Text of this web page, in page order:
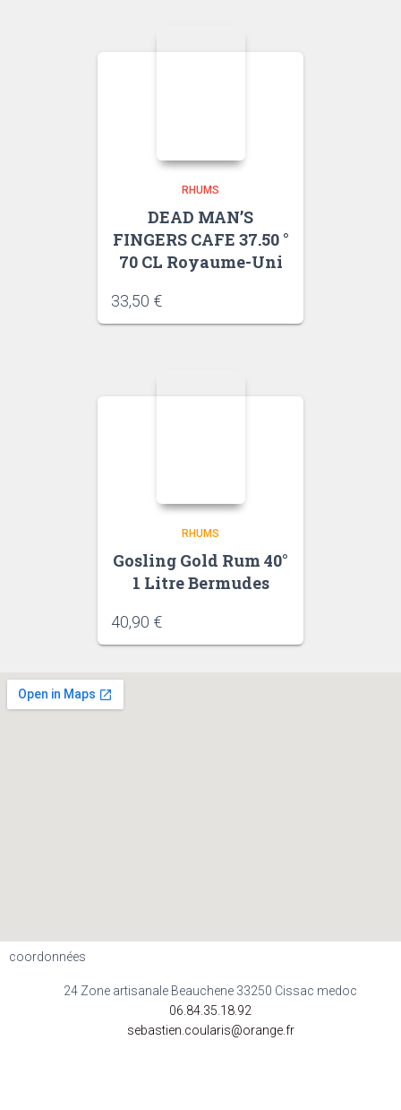
RHUMS
DEAD MAN’S
FINGERS CAFE 37.50 °
70 CL Royaume-Uni
33,50 €
RHUMS
Gosling Gold Rum 40°
1 Litre Bermudes
40,90 €
coordonnées
24 Zone artisanale Beauchene 33250 Cissac medoc
06.84.35.18.92
sebastien.coularis@orange.fr